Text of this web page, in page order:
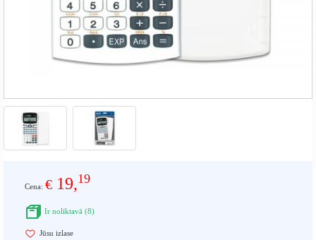
Cena: € 19,19
Ir noliktavā (8)
Jūsu izlase